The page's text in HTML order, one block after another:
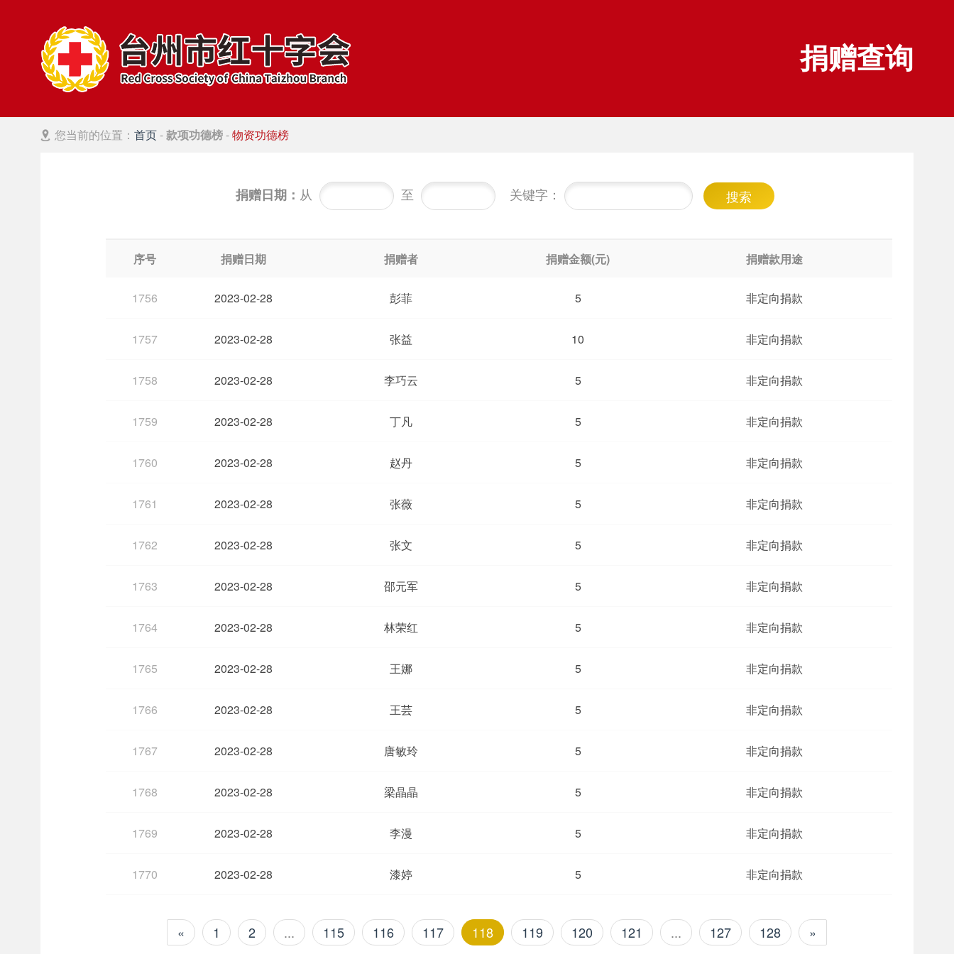
捐赠查询
您当前的位置： 首页-款项功德榜-物资功德榜
捐赠日期： 从 至 关键字：
序号 捐赠日期 捐赠者 捐赠金额(元) 捐赠款用途
1756 2023-02-28 彭菲 5 非定向捐款
1757 2023-02-28 张益 10 非定向捐款
1758 2023-02-28 李巧云 5 非定向捐款
1759 2023-02-28 丁凡 5 非定向捐款
1760 2023-02-28 赵丹 5 非定向捐款
1761 2023-02-28 张薇 5 非定向捐款
1762 2023-02-28 张文 5 非定向捐款
1763 2023-02-28 邵元军 5 非定向捐款
1764 2023-02-28 林荣红 5 非定向捐款
1765 2023-02-28 王娜 5 非定向捐款
1766 2023-02-28 王芸 5 非定向捐款
1767 2023-02-28 唐敏玲 5 非定向捐款
1768 2023-02-28 梁晶晶 5 非定向捐款
1769 2023-02-28 李漫 5 非定向捐款
1770 2023-02-28 漆婷 5 非定向捐款
« 1 2 ... 115 116 117 118 119 120 121 ... 127 128 »